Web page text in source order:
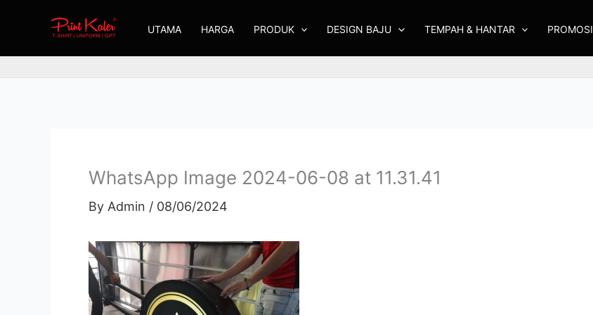
content
UTAMA HARGA PRODUK DESIGN BAJU TEMPAH & HANTAR PROMOSI
WhatsApp Image 2024-06-08 at 11.31.41
By Admin / 08/06/2024